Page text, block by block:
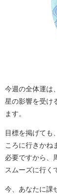
今週の全体運は
星の影響を受け
ます。
目標を掲げても
ころに行きかね
必要ですから、
スムーズに行く
今、あなたに課